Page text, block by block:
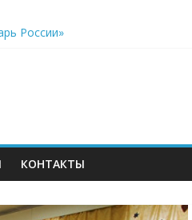
по звёздному небу
России»
учителей, дополнительные
КОНТАКТЫ